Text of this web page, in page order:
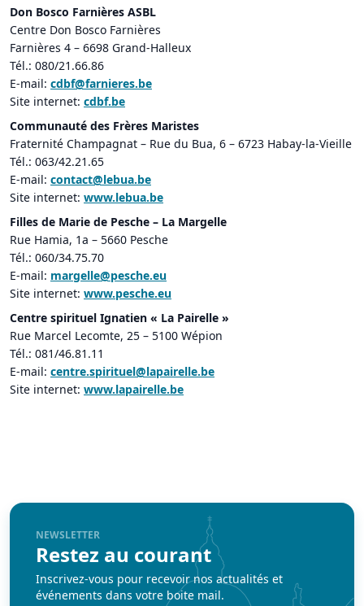
Don Bosco Farnières ASBL
Centre Don Bosco Farnières
Farnières 4 – 6698 Grand-Halleux
Tél.: 080/21.66.86
E-mail: cdbf@farnieres.be
Site internet: cdbf.be
Communauté des Frères Maristes
Fraternité Champagnat – Rue du Bua, 6 – 6723 Habay-la-Vieille
Tél.: 063/42.21.65
E-mail: contact@lebua.be
Site internet: www.lebua.be
Filles de Marie de Pesche – La Margelle
Rue Hamia, 1a – 5660 Pesche
Tél.: 060/34.75.70
E-mail: margelle@pesche.eu
Site internet: www.pesche.eu
Centre spirituel Ignatien « La Pairelle »
Rue Marcel Lecomte, 25 – 5100 Wépion
Tél.: 081/46.81.11
E-mail: centre.spirituel@lapairelle.be
Site internet: www.lapairelle.be
NEWSLETTER
Restez au courant
Inscrivez-vous pour recevoir nos actualités et
événements dans votre boite mail.